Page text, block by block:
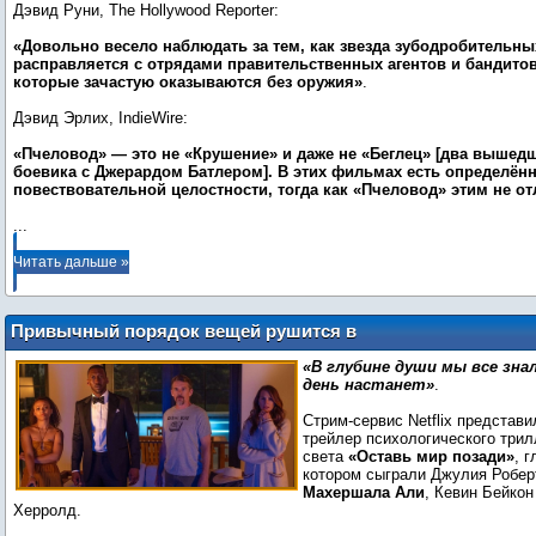
Дэвид Руни, The Hollywood Reporter:
«Довольно весело наблюдать за тем, как звезда
расправляется с отрядами правительственных агентов и
которые зачастую оказываются без оружия».
Дэвид Эрлих, IndieWire:
«Пчеловод» — это не «Крушение» и даже не «Беглец» [два
боевика с Джерардом Батлером]. В этих фильмах есть
повествовательной целостности, тогда как «Пчеловод» этим не
...
Читать дальше »
Привычный порядок вещей рушится в
новом трейлере триллера «Оставь мир
позади»
«В глубине души мы все
день настанет».
Стрим-сервис Netflix
трейлер психологического
света «Оставь мир позади»,
котором сыграли Джулия
Махершала Али, Кевин
Херролд.